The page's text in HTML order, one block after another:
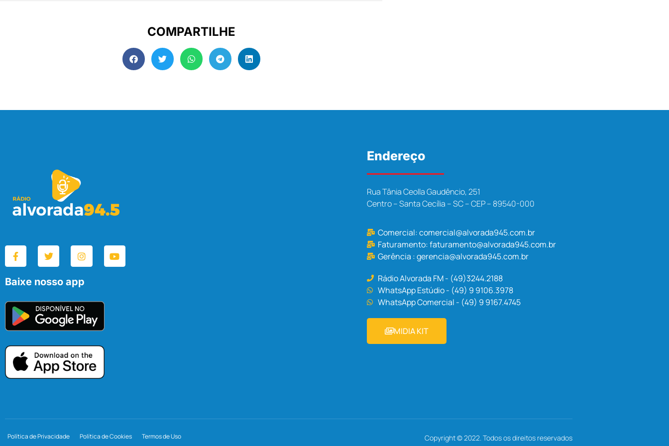
COMPARTILHE
Baixe nosso app
Endereço
Rua Tânia Ceolla Gaudêncio, 251
Centro – Santa Cecília – SC – CEP – 89540-000
Comercial:comercial@alvorada945.com.br
Faturamento:faturamento@alvorada945.com.br
Gerência :gerencia@alvorada945.com.br
Rádio Alvorada FM - (49)3244.2188
WhatsApp Estúdio - (49) 9 9106.3978
WhatsApp Comercial - (49) 9 9167.4745
MIDIA KIT
Política de Privacidade Política de Cookies Termos de Uso Copyright © 2022. Todos os direitos reservados